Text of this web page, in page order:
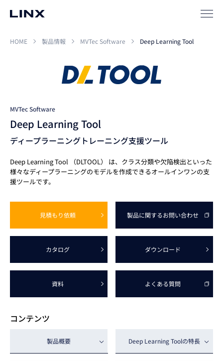
HOME 製品情報 MVTec Software Deep Learning Tool
MVTec Software
Deep Learning Tool
ディープラーニングトレーニング支援ツール
Deep Learning Tool （DLTOOL） は、クラス分類や欠陥検出といった
様々なディープラーニングのモデルを作成できるオールインワンの支
援ツールです。
見積もり依頼 製品に関するお問い合わせ
カタログ ダウンロード
資料 よくある質問
コンテンツ
製品概要 Deep Learning Toolの特長